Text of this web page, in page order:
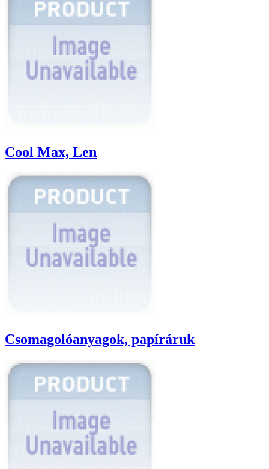
Cool Max, Len
Csomagolóanyagok, papíráruk